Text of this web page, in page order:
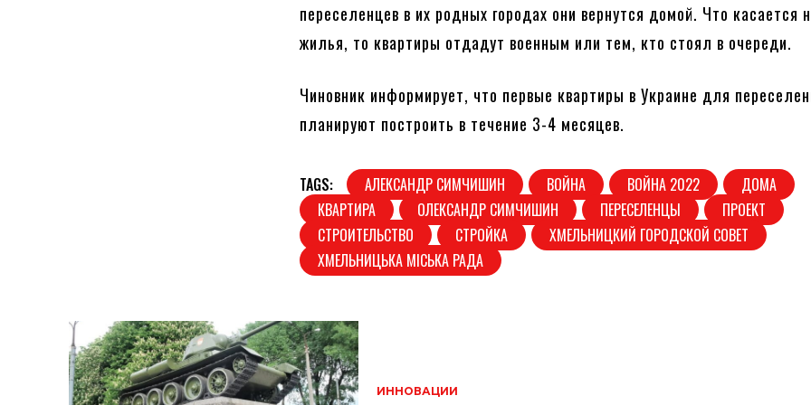
переселенцев в их родных городах они вернутся домой. Что касается
жилья, то квартиры отдадут военным или тем, кто стоял в очереди.
Чиновник информирует, что первые квартиры в Украине для
планируют построить в течение 3-4 месяцев.
TAGS: АЛЕКСАНДР СИМЧИШИН ВОЙНА ВОЙНА 2022
ДОМА
КВАРТИРА
ОЛЕКСАНДР СИМЧИШИН ПЕРЕСЕЛЕНЦЫ
ПРОЕКТ
СТРОИТЕЛЬСТВО
СТРОЙКА
ХМЕЛЬНИЦКИЙ ГОРОДСКОЙ СОВЕТ
ХМЕЛЬНИЦЬКА МІСЬКА РАДА
ИННОВАЦИИ